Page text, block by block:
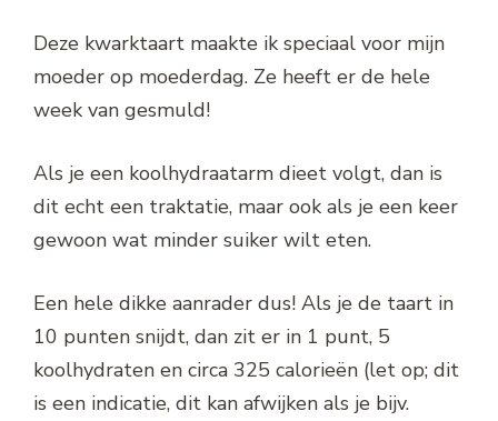
Deze kwarktaart maakte ik speciaal voor mijn
moeder op moederdag. Ze heeft er de hele
week van gesmuld!
Als je een koolhydraatarm dieet volgt, dan is
dit echt een traktatie, maar ook als je een keer
gewoon wat minder suiker wilt eten.
Een hele dikke aanrader dus! Als je de taart in
10 punten snijdt, dan zit er in 1 punt, 5
koolhydraten en circa 325 calorieën (let op; dit
is een indicatie, dit kan afwijken als je bijv.